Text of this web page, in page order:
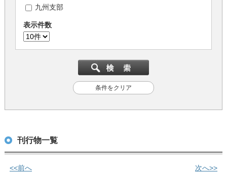
九州支部
表示件数
条件をクリア
刊行物一覧
<<前へ 次へ>>